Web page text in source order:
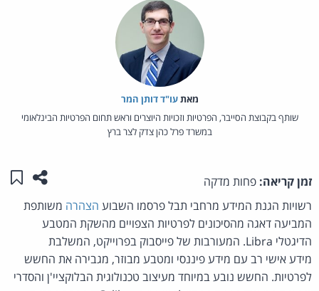
מאת‏עו"ד דותן המר
שותף בקבוצת הסייבר, הפרטיות וזכויות היוצרים וראש תחום הפרטיות הבינלאומי
במשרד פרל כהן צדק לצר ברץ
זמן קריאה: פחות מדקה שתפו
רשויות הגנת המידע מרחבי תבל פרסמו השבוע הצהרה משותפת
המביעה דאגה מהסיכונים לפרטיות הצפויים מהשקת המטבע
הדיגטלי Libra. המעורבות של פייסבוק בפרוייקט, המשלבת
מידע אישי רב עם מידע פיננסי ומטבע מבוזר, מגבירה את החשש
לפרטיות. החשש נובע במיוחד מעיצוב טכנולוגית הבלוקציי'ן והסדרי